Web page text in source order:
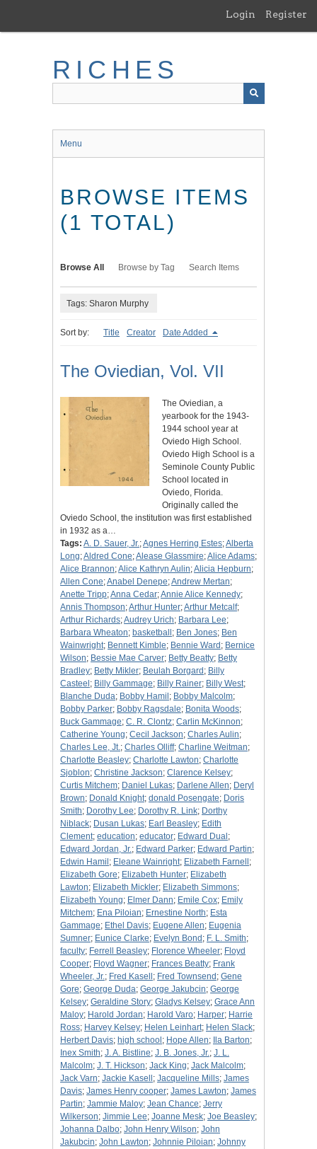
main
Login Register
RICHES
Menu
BROWSE ITEMS
(1 TOTAL)
Browse All Browse by Tag Search Items
Tags: Sharon Murphy
Sort by: Title Creator Date Added
The Oviedian, Vol. VII
The Oviedian, a
yearbook for the 1943-
1944 school year at
Oviedo High School.
Oviedo High School is a
Seminole County Public
School located in
Oviedo, Florida.
Originally called the
Oviedo School, the institution was first established
in 1932 as a…
Tags: A. D. Sauer, Jr.;Agnes Herring Estes;Alberta
Long;Aldred Cone;Alease Glassmire;Alice Adams;
Alice Brannon;Alice Kathryn Aulin;Alicia Hepburn;
Allen Cone;Anabel Denepe;Andrew Mertan;
Anette Tripp;Anna Cedar;Annie Alice Kennedy;
Annis Thompson;Arthur Hunter;Arthur Metcalf;
Arthur Richards;Audrey Urich; Barbara Lee;
Barbara Wheaton; basketball ; Ben Jones; Ben
Wainwright; Bennett Kimble; Bennie Ward ; Bernice
Wilson; Bessie Mae Carver; Betty Beatty; Betty
Bradley; Betty Mikler; Beulah Borgard ; Billy
Casteel ; Billy Gammage; Billy Rainer; Billy West;
Blanche Duda; Bobby Hamil ; Bobby Malcolm;
Bobby Parker; Bobby Ragsdale; Bonita Woods;
Buck Gammage; C. R. Clontz; Carlin McKinnon;
Catherine Young; Cecil Jackson; Charles Aulin;
Charles Lee, Jt.; Charles Olliff; Charline Weitman;
Charlotte Beasley; Charlotte Lawton; Charlotte
Sjoblon; Christine Jackson; Clarence Kelsey;
Curtis Mitchem; Daniel Lukas; Darlene Allen; Deryl
Brown; Donald Knight; donald Posengate; Doris
Smith; Dorothy Lee; Dorothy R. Link; Dorthy
Niblack; Dusan Lukas; Earl Beasley; Edith
Clement; education; educator; Edward Dual ;
Edward Jordan, Jr.; Edward Parker; Edward Partin;
Edwin Hamil ; Eleane Wainright; Elizabeth Farnell ;
Elizabeth Gore; Elizabeth Hunter; Elizabeth
Lawton; Elizabeth Mickler; Elizabeth Simmons;
Elizabeth Young; Elmer Dann; Emile Cox; Emily
Mitchem; Ena Piloian; Ernestine North; Esta
Gammage; Ethel Davis; Eugene Allen; Eugenia
Sumner; Eunice Clarke; Evelyn Bond ; F. L. Smith;
faculty; Ferrell Beasley; Florence Wheeler; Floyd
Cooper; Floyd Wagner; Frances Beatty; Frank
Wheeler, Jr.; Fred Kasell ; Fred Townsend ; Gene
Gore; George Duda; George Jakubcin; George
Kelsey; Geraldine Story; Gladys Kelsey; Grace Ann
Maloy; Harold Jordan; Harold Varo; Harper; Harrie
Ross; Harvey Kelsey; Helen Leinhart; Helen Slack;
Herbert Davis; high school ; Hope Allen; Ila Barton;
Inex Smith; J. A. Bistline; J. B. Jones, Jr.; J. L.
Malcolm; J. T. Hickson; Jack King; Jack Malcolm;
Jack Varn; Jackie Kasell ; Jacqueline Mills; James
Davis; James Henry cooper; James Lawton; James
Partin; Jammie Maloy; Jean Chance; Jerry
Wilkerson; Jimmie Lee; Joanne Mesk; Joe Beasley;
Johanna Dalbo; John Henry Wilson; John
Jakubcin; John Lawton; Johnnie Piloian; Johnny